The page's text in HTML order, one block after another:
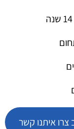
איתנו קשר